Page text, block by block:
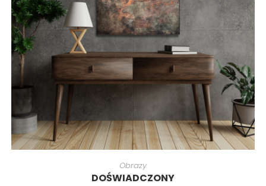
Obrazy
DOŚWIADCZONY